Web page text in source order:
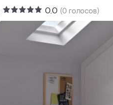
0.0 (0 голосов)